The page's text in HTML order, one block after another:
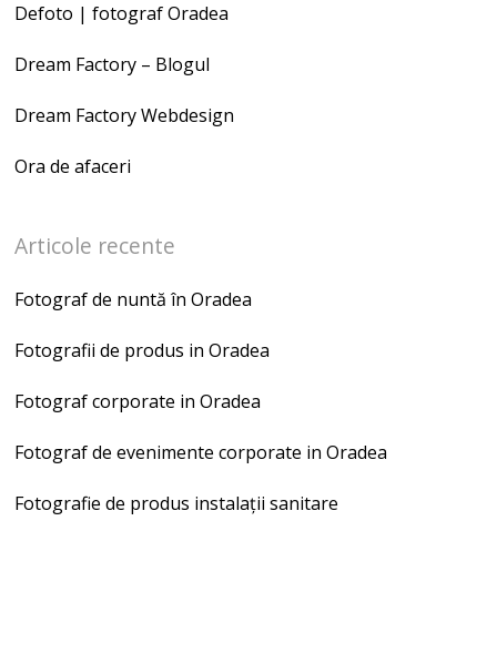
Defoto | fotograf Oradea
Dream Factory – Blogul
Dream Factory Webdesign
Ora de afaceri
Articole recente
Fotograf de nuntă în Oradea
Fotografii de produs in Oradea
Fotograf corporate in Oradea
Fotograf de evenimente corporate in Oradea
Fotografie de produs instalații sanitare